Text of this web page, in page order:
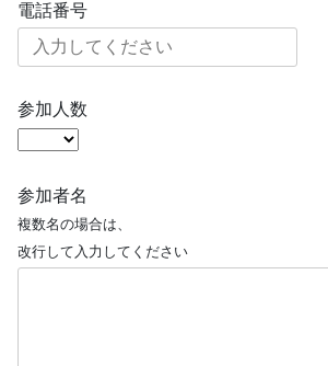
電話番号
参加人数
参加者名
複数名の場合は、
改行して入力してください